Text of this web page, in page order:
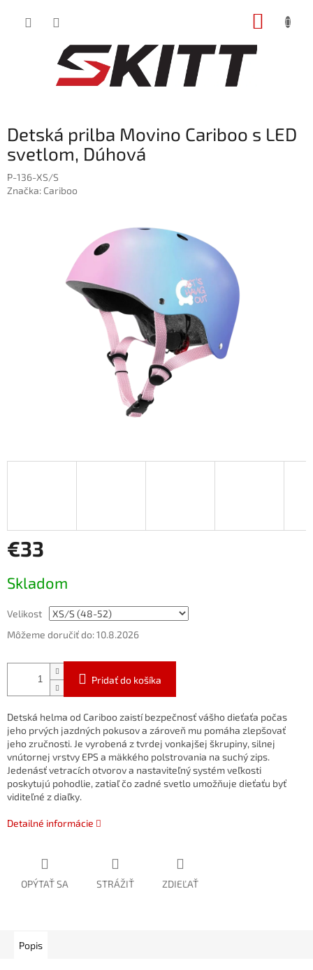
Detská prilba Movino Cariboo s LED
svetlom, Dúhová
P-136-XS/S
Značka: Cariboo
€33
cena:
Skladom
Velikost
Môžeme doručiť do:10.8.2026
Pridať do košíka
Detská helma od Cariboo zaistí bezpečnosť vášho dieťaťa počas
jeho prvých jazdných pokusov a zároveň mu pomáha zlepšovať
jeho zručnosti. Je vyrobená z tvrdej vonkajšej škrupiny, silnej
vnútornej vrstvy EPS a mäkkého polstrovania na suchý zips.
Jedenásť vetracích otvorov a nastaviteľný systém veľkosti
poskytujú pohodlie, zatiaľ čo zadné svetlo umožňuje dieťaťu byť
viditeľné z diaľky.
Detailné informácie
OPÝTAŤ SA STRÁŽIŤ ZDIEĽAŤ
Popis